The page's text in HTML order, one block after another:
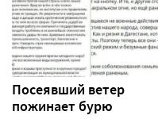
Посеявший ветер
пожинает бурю